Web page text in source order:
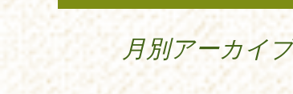
月別アーカイ